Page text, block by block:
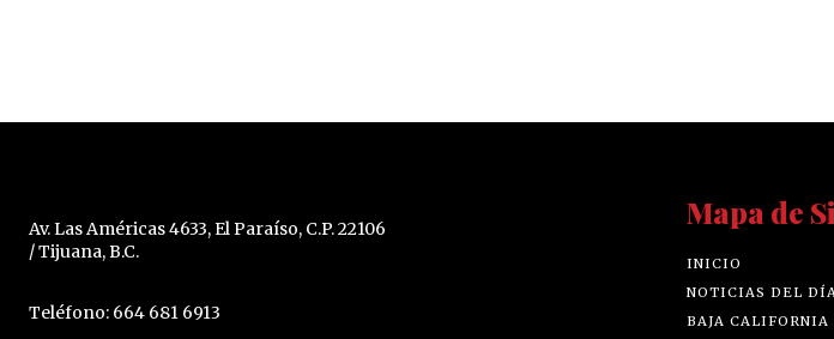
Av. Las Américas 4633, El Paraíso, C.P. 22106
/ Tijuana, B.C.
Teléfono: 664 681 6913
Mapa de
INICIO
NOTICIAS DEL
BAJA CALIFORNIA